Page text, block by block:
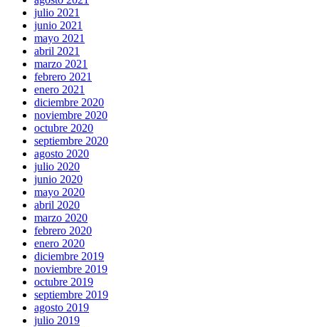
julio 2021
junio 2021
mayo 2021
abril 2021
marzo 2021
febrero 2021
enero 2021
diciembre 2020
noviembre 2020
octubre 2020
septiembre 2020
agosto 2020
julio 2020
junio 2020
mayo 2020
abril 2020
marzo 2020
febrero 2020
enero 2020
diciembre 2019
noviembre 2019
octubre 2019
septiembre 2019
agosto 2019
julio 2019